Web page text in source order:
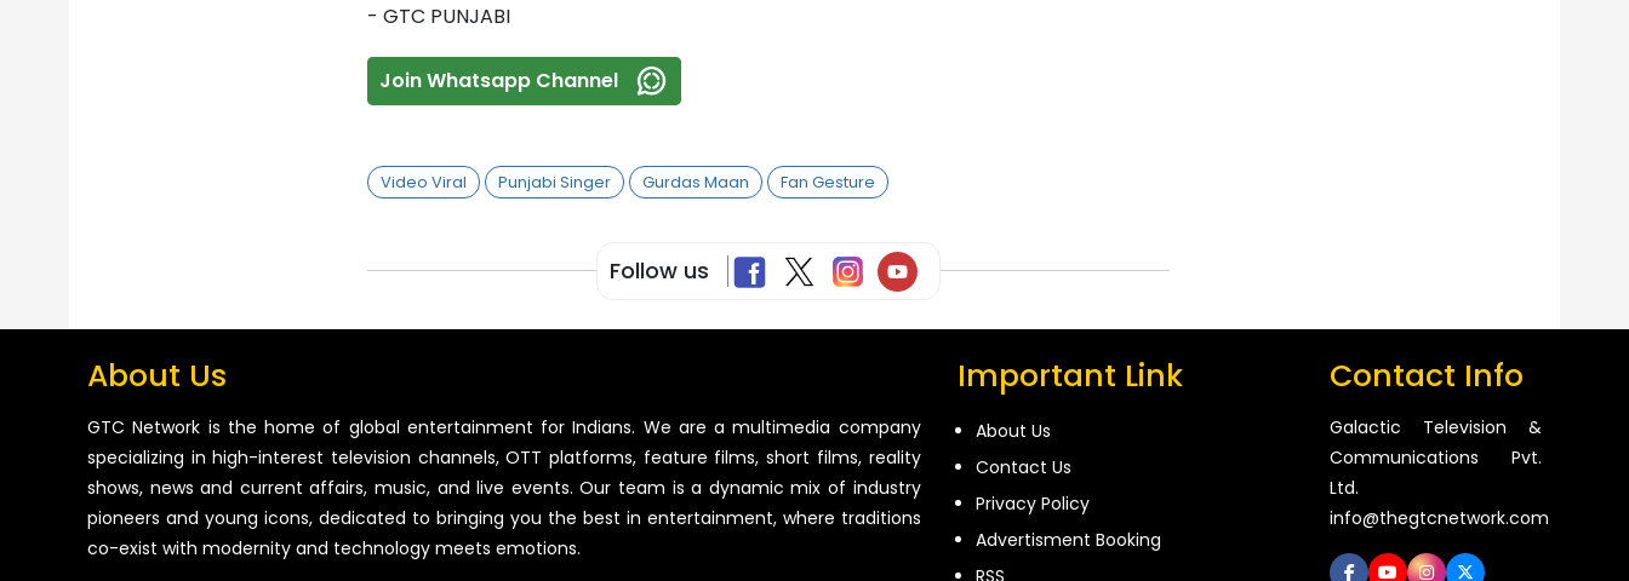
- GTC PUNJABI
Join Whatsapp Channel
Video Viral Punjabi Singer Gurdas Maan Fan Gesture
Follow us
About Us
GTC Network is the home of global entertainment for Indians. We are a multimedia company
specializing in high-interest television channels, OTT platforms, feature films, short films, reality
shows, news and current affairs, music, and live events. Our team is a dynamic mix of industry
pioneers and young icons, dedicated to bringing you the best in entertainment, where traditions
co-exist with modernity and technology meets emotions.
Important Link
About Us
Contact Us
Privacy Policy
Advertisment Booking
RSS
Contact Info
Galactic Television &
Communications Pvt.
Ltd.
info@thegtcnetwork.com